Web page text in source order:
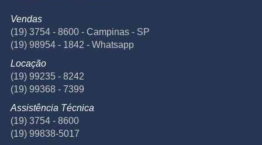
Vendas
(19) 3754 - 8600 - Campinas - SP
(19) 98954 - 1842 - Whatsapp
Locação
(19) 99235 - 8242
(19) 99368 - 7399
Assistência Técnica
(19) 3754 - 8600
(19) 99838-5017